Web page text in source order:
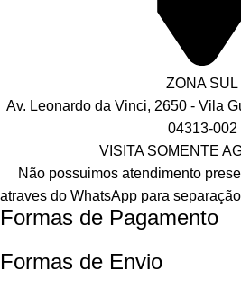
ZONA SUL
Av. Leonardo da Vinci, 2650 - Vila
04313-002
VISITA SOMENTE
Não possuimos atendimento
atraves do WhatsApp para
Formas de Pagamento
Formas de Envio